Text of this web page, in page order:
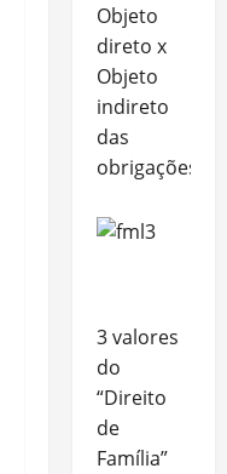
Objeto
direto x
Objeto
indireto
das
obrigações
3 valores
do
“Direito
de
Família”